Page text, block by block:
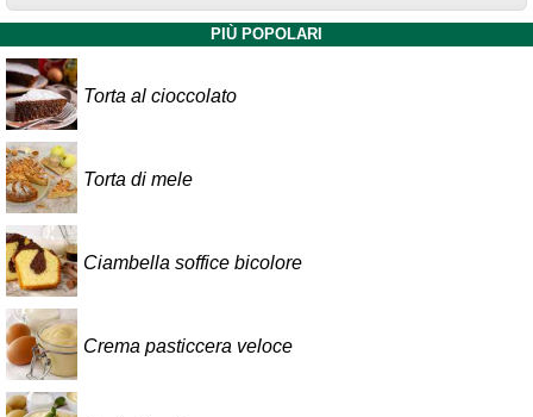
PIÙ POPOLARI
Torta al cioccolato
Torta di mele
Ciambella soffice bicolore
Crema pasticcera veloce